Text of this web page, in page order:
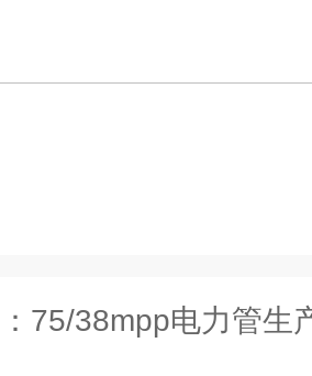
75/38mpp电力管生